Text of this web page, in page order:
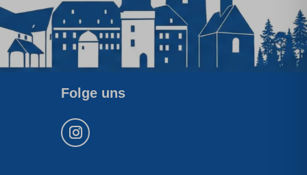
Folge uns